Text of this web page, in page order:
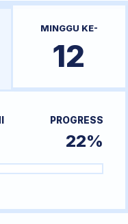
MINGGU KE-
12
PROGRESS
22%